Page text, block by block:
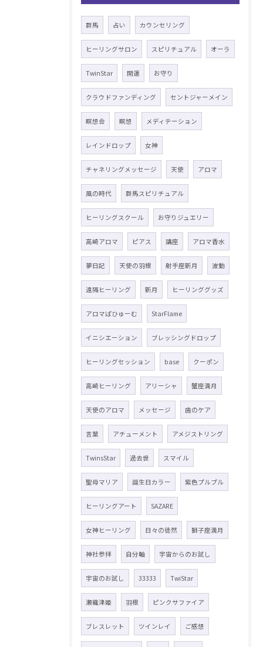
群馬 占い カウンセリング
ヒーリングサロン スピリチュアル オーラ
TwinStar 開運 お守り
クラウドファンディング セントジャーメイン
瞑想会 瞑想 メディテーション
レインドロップ 女神
チャネリングメッセージ 天使 アロマ
風の時代 群馬スピリチュアル
ヒーリングスクール お守りジュエリー
高崎アロマ ピアス 講座 アロマ香水
夢日記 天使の羽根 射手座新月 波動
遠隔ヒーリング 新月 ヒーリンググッズ
アロマぱひゅーむ StarFlame
イニシエーション ブレッシングドロップ
ヒーリングセッション base クーポン
高崎ヒーリング アリーシャ 蟹座満月
天使のアロマ メッセージ 歯のケア
言葉 アチューメント アメジストリング
TwinsStar 過去世 スマイル
聖母マリア 誕生日カラー 紫色プルプル
ヒーリングアート SAZARE
女神ヒーリング 日々の徒然 獅子座満月
神社参拝 自分軸 宇宙からのお試し
宇宙のお試し 33333 TwiStar
瀬織津姫 羽根 ピンクサファイア
ブレスレット ツインレイ ご感想